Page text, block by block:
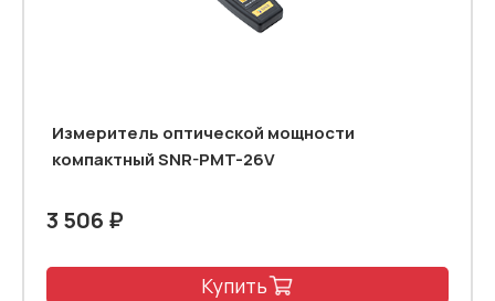
Измеритель оптической мощности
компактный SNR-PMT-26V
3 506 ₽
Купить